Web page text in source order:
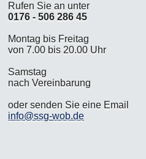
Rufen Sie an unter
0176 - 506 286 45
Montag bis Freitag
von 7.00 bis 20.00 Uhr
Samstag
nach Vereinbarung
oder senden Sie eine Email
info@ssg-wob.de